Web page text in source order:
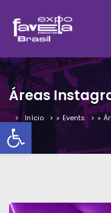
Barra de
Áreas
Início » Events »